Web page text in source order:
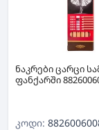
ნაკრები ცარცი
ფანქარში
კოდი: